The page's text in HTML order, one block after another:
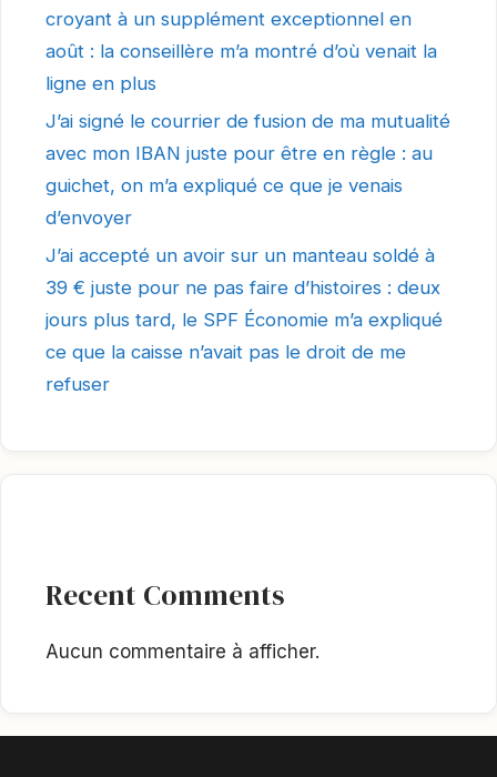
croyant à un supplément exceptionnel en
août : la conseillère m’a montré d’où venait la
ligne en plus
J’ai signé le courrier de fusion de ma mutualité
avec mon IBAN juste pour être en règle : au
guichet, on m’a expliqué ce que je venais
d’envoyer
J’ai accepté un avoir sur un manteau soldé à
39 € juste pour ne pas faire d’histoires : deux
jours plus tard, le SPF Économie m’a expliqué
ce que la caisse n’avait pas le droit de me
refuser
Recent Comments
Aucun commentaire à afficher.